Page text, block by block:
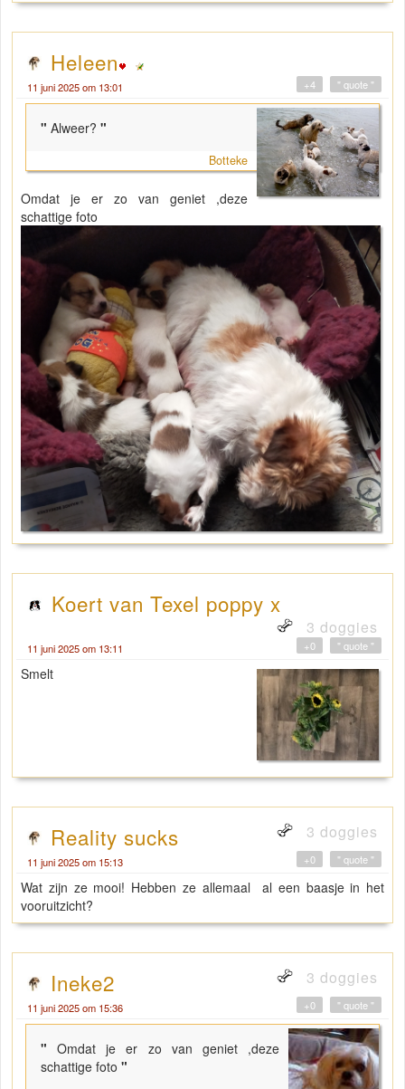
Heleen
11 juni 2025 om 13:01 " quote "
+4
" Alweer? "
Botteke
Omdat je er zo van geniet ,deze
schattige foto
Koert van Texel poppy x
3 doggies
11 juni 2025 om 13:11 " quote "
+0
Smelt
Reality sucks 3 doggies
11 juni 2025 om 15:13 " quote "
+0
Wat zijn ze mooi! Hebben ze allemaal al een baasje in het
vooruitzicht?
Ineke2 3 doggies
11 juni 2025 om 15:36 " quote "
+0
"Omdat je er zo van geniet ,deze
schattige foto "